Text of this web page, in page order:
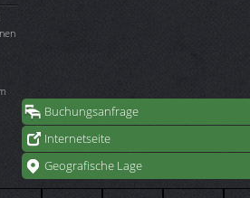
Buchungsanfrage
Internetseite
Geografische Lage